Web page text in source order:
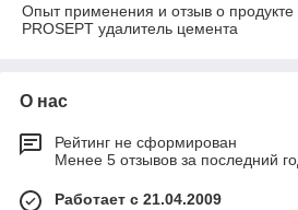
Опыт применения и отзыв о продукте
PROSEPT удалитель цемента
О нас
Рейтинг не сформирован
Менее 5 отзывов за последний
Работает с 21.04.2009